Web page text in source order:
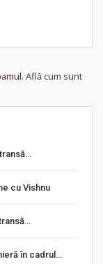
Află cum sunt
cu Vishnu
în cadrul…